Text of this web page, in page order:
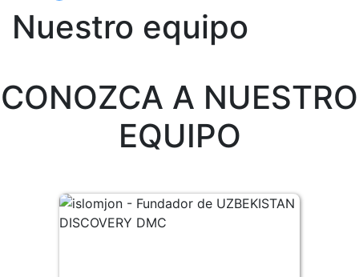
Nuestro equipo
CONOZCA A NUESTRO
EQUIPO